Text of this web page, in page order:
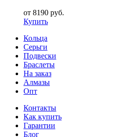
от 8190 руб.
Купить
Кольца
Серьги
Подвески
Браслеты
На заказ
Алмазы
Опт
Контакты
Как купить
Гарантии
Блог